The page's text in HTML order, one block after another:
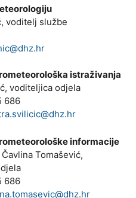
voditelj službe
istraživanja
voditeljica odjela
686
informacije
Tomašević,
686